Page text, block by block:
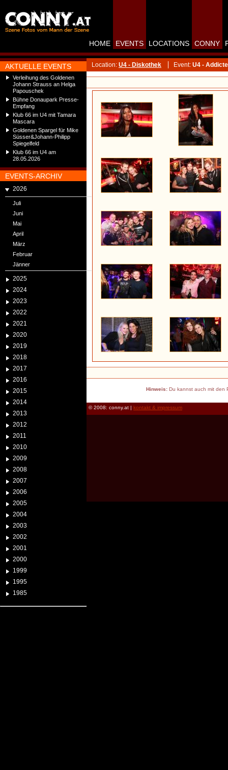
AKTUELLE EVENTS
Verleihung des Goldenen
Johann Strauss an Helga
Papouschek
Bühne Donaupark Presse-
Empfang
Klub 66 im U4 mit Tamara
Mascara
Goldenen Spargel für Mike
Süsser&Johann-Philipp
Spiegelfeld
Klub 66 im U4 am
28.05.2026
EVENTS-ARCHIV
2026
Juli
Juni
Mai
April
März
Februar
Jänner
2025
2024
2023
2022
2021
2020
2019
2018
2017
2016
2015
2014
2013
2012
2011
2010
2009
2008
2007
2006
2005
2004
2003
2002
2001
2000
1999
1995
1985
HOME EVENTS LOCATIONS CONNY
Location: U4 - Diskothek Event: U4 -
Hinweis:Du kannst auch mit den
© 2008: conny.at | kontakt & impressum